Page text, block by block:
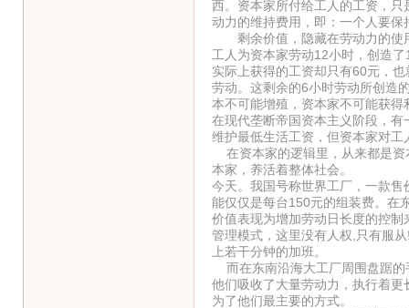
西。资本家所付给工人的工资，
动力的维持费用，即：一个人要
剩余价值，隐藏在劳动力的使
工人为资本家劳动12小时，创造
实际上获得的工资却只有60元，
劳动。这剩余的6小时劳动所创造
本不可能增殖，资本家不可能获得
在现代垄断帝国资本主义阶段，
维护最低生活工资，但资本家对工
在资本家的逻辑里，从来都是资
本家，养活着整体社会。
今天。我国号称世界工厂，一款
能仅仅是每台150元的组装费。在
价值表现为增加劳动日长度的控
管理模式，这里没有人权,只有服
上若干分钟的加班。
而在东南沿海大工厂周围盘踞的
他们吸收了大量劳动力，执行着
为了他们最主要的方式。